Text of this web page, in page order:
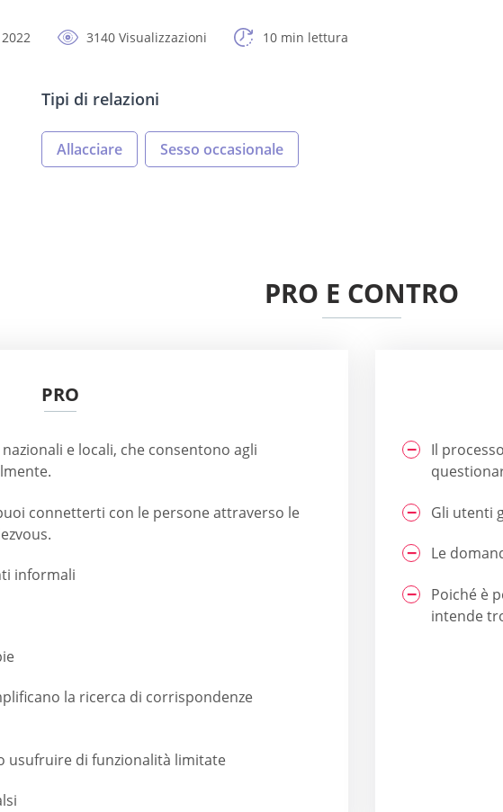
3140 Visualizzazioni 10 min lettura
Tipi di relazioni
Allacciare Sesso occasionale
PRO E CONTRO
PRO
e locali, che consentono agli
connetterti con le persone attraverso le
informali
la ricerca di corrispondenze
usufruire di funzionalità limitate
Il
Gli utenti
Le
Poiché è
intende